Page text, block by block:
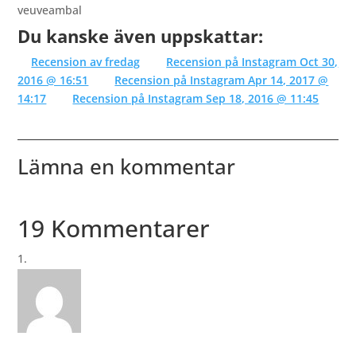
veuveambal
Du kanske även uppskattar:
Recension av fredag
Recension på Instagram Oct 30,
2016 @ 16:51
Recension på Instagram Apr 14, 2017 @
14:17
Recension på Instagram Sep 18, 2016 @ 11:45
Lämna en kommentar
19 Kommentarer